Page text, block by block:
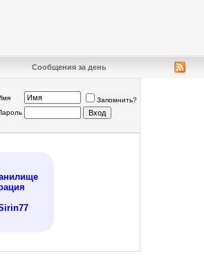
Сообщения за день
Запомнить?